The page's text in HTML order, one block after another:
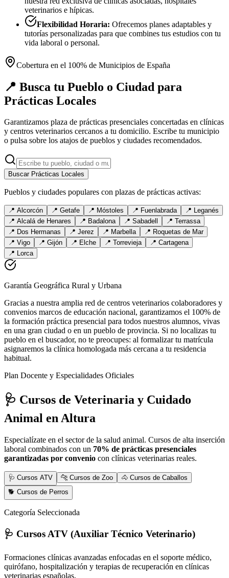
veterinarios e hípicas.
Flexibilidad Horaria: Ofrecemos planes adaptables y
tutorías personalizadas para que combines tus estudios con tu
vida laboral o personal.
Cobertura en el 100% de Municipios de España
📍 Busca tu Pueblo o Ciudad para
Prácticas Locales
Garantizamos plaza de prácticas presenciales concertadas en clínicas
y centros veterinarios cercanos a tu domicilio. Escribe tu municipio
o pulsa sobre los atajos de pueblos y ciudades recomendados.
Buscar Prácticas Locales
Pueblos y ciudades populares con plazas de prácticas activas:
📍 Alcorcón 📍 Getafe 📍 Móstoles 📍 Fuenlabrada 📍 Leganés
📍 Alcalá de Henares 📍 Badalona 📍 Sabadell 📍 Terrassa
📍 Dos Hermanas 📍 Jerez 📍 Marbella 📍 Roquetas de Mar
📍 Vigo 📍 Gijón 📍 Elche 📍 Torrevieja 📍 Cartagena
📍 Lorca
Garantía Geográfica Rural y Urbana
Gracias a nuestra amplia red de centros veterinarios colaboradores y
convenios marcos de educación nacional, garantizamos el 100% de
la formación práctica presencial para todos nuestros alumnos, vivas
en una gran ciudad o en un pueblo de provincia. Si no localizas tu
pueblo en el buscador, no te preocupes: al formalizar tu matrícula
asignaremos la clínica homologada más cercana a tu residencia
habitual.
Plan Docente y Especialidades Oficiales
🩺 Cursos de Veterinaria y Cuidado
Animal en Altura
Especialízate en el sector de la salud animal. Cursos de alta inserción
laboral combinados con un 70% de prácticas presenciales
garantizadas por convenio con clínicas veterinarias reales.
🩺 Cursos ATV 🐆 Cursos de Zoo
🐴 Cursos de Caballos
🐕 Cursos de Perros
Categoría Seleccionada
🩺 Cursos ATV (Auxiliar Técnico Veterinario)
Formaciones clínicas avanzadas enfocadas en el soporte médico,
quirófano, hospitalización y terapias de recuperación en clínicas
veterinarias españolas.